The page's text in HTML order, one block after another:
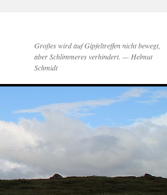
Großes wird auf Gipfeltreffen nicht bewegt,
aber Schlimmeres verhindert. — Helmut
Schmidt